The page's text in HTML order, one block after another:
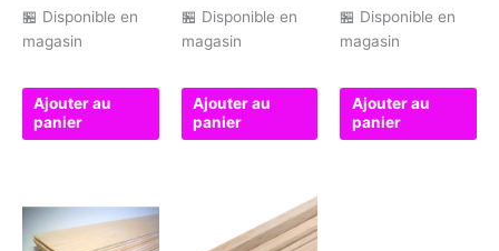
🏪 Disponible en
magasin
Ajouter au
panier
🏪 Disponible en
magasin
Ajouter au
panier
🏪 Disponible en
magasin
Ajouter au
panier